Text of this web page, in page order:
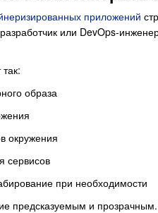
приложений
или DevOps-
образа
окружения
сервисов
при необходимости
предсказуемым и прозрачным.